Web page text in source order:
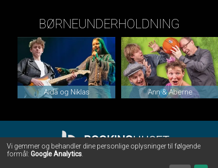
BØRNEUNDERHOLDNING
Aida og Niklas Ann & Aberne
BOOKINGHUSET
Vi gemmer og behandler dine personlige oplysninger til følgende
formål: Google Analytics